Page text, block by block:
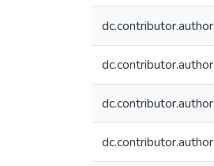
dc.contributor.author
dc.contributor.author
dc.contributor.author
dc.contributor.author